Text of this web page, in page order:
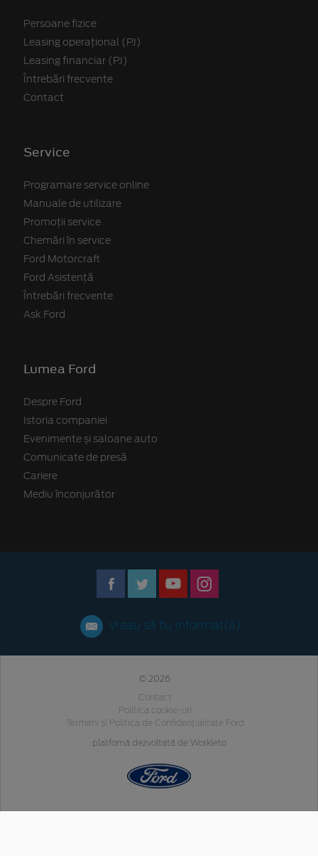
Persoane fizice
Leasing operațional (PJ)
Leasing financiar (PJ)
Întrebări frecvente
Contact
Service
Programare service online
Manuale de utilizare
Promoții service
Chemări în service
Ford Motorcraft
Ford Asistență
Întrebări frecvente
Ask Ford
Lumea Ford
Despre Ford
Istoria companiei
Evenimente și saloane auto
Comunicate de presă
Cariere
Mediu înconjurător
Vreau să fiu informat(ă)
© 2026
Contact
Politica cookie-uri
Termeni și Politica de Confidențialitate Ford
platfomă dezvoltată de Workleto